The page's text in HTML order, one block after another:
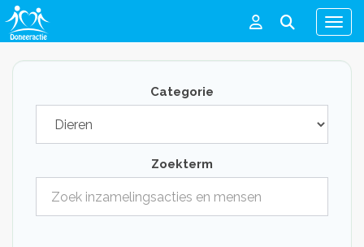
Menu
Categorie
Zoekterm